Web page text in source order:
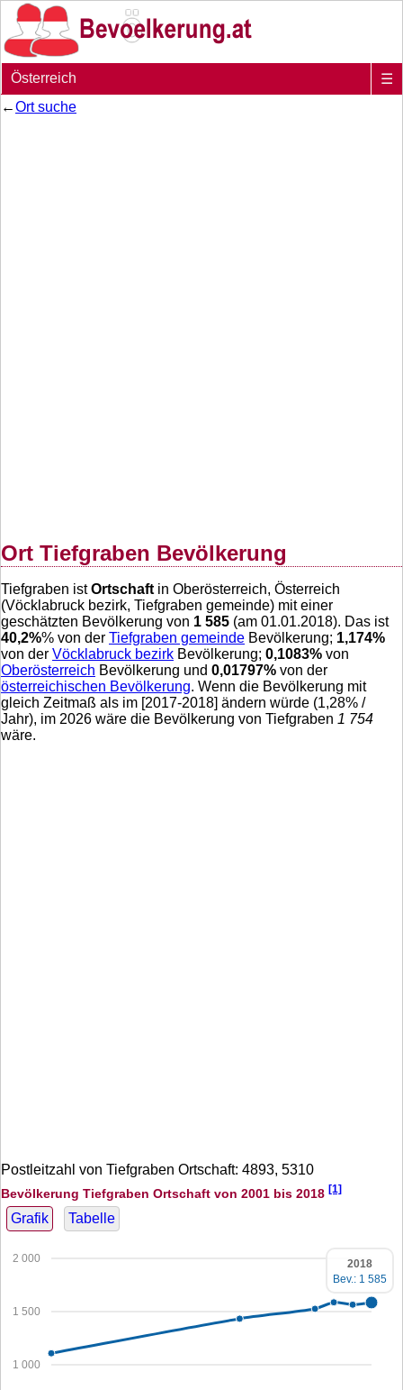
Österreich
☰
←Ort suche
Ort Tiefgraben Bevölkerung
Tiefgraben istOrtschaft in Oberösterreich, Österreich
(Vöcklabruck bezirk, Tiefgraben gemeinde) mit einer
geschätzten Bevölkerung von 1 585 (am 01.01.2018). Das ist
40,2%% von der Tiefgraben gemeinde Bevölkerung; 1,174%
von der Vöcklabruck bezirk Bevölkerung; 0,1083% von
Oberösterreich Bevölkerung und 0,01797% von der
österreichischen Bevölkerung. Wenn die Bevölkerung mit
gleich Zeitmaß als im [2017-2018] ändern würde (1,28% /
Jahr), im 2026 wäre die Bevölkerung von Tiefgraben 1 754
wäre.
Postleitzahl von Tiefgraben Ortschaft: 4893, 5310
Bevölkerung Tiefgraben Ortschaft von 2001 bis 2018 [1]
Grafik Tabelle
1 000
1 500
2 000
2018
Bev.: 1 585